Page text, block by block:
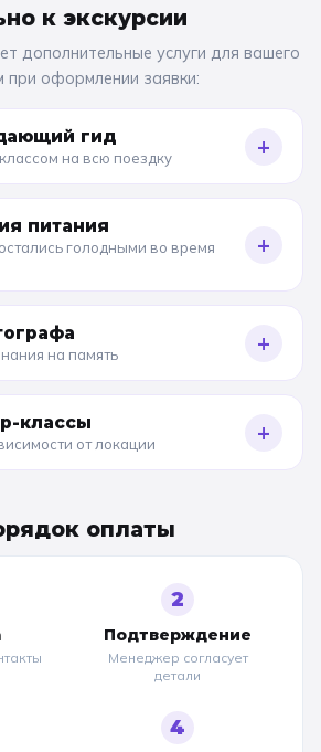
к экскурсии
дополнительные услуги для вашего
при оформлении заявки:
гид
на всю поездку +
питания
голодными во время
+
на память +
классы
от локации +
оплаты
2
Подтверждение
Менеджер согласует
детали
4